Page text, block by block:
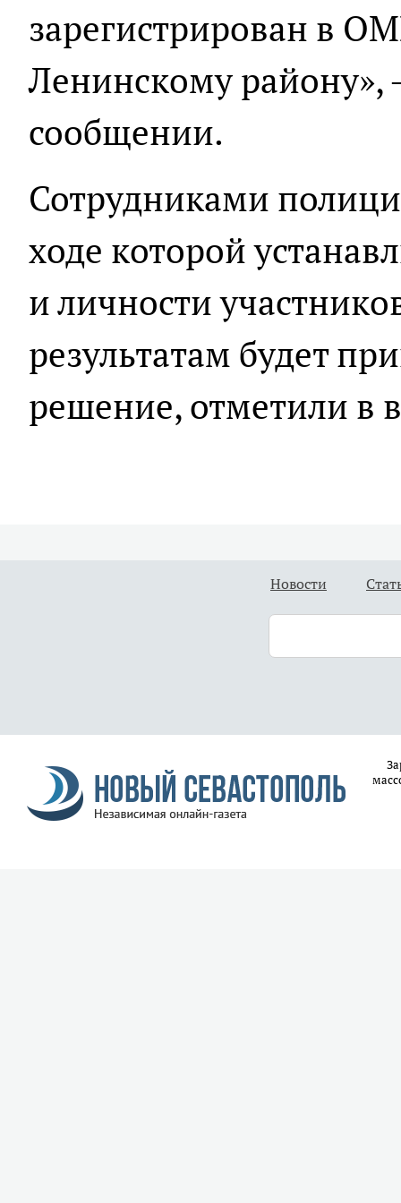
зарегистрирован в
Ленинскому району»,
сообщении.
Сотрудниками
ходе которой
и личности
результатам будет
решение, отметили в
Новости